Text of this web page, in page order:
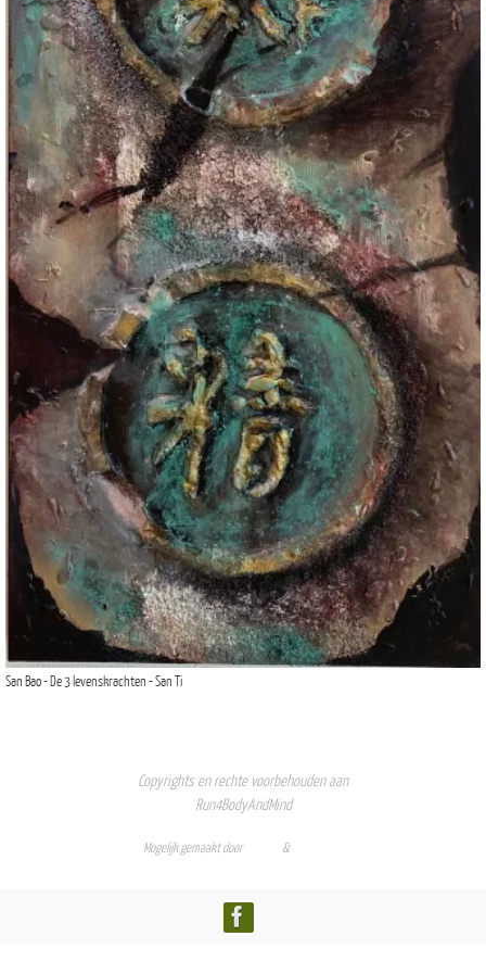
San Bao - De 3 levenskrachten - San Ti
Copyrights en rechte voorbehouden aan
Run4BodyAndMind
Mogelijk gemaakt door &